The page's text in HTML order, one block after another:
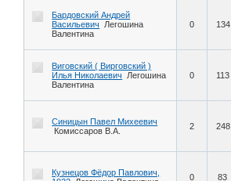
Бардовский Андрей
Васильевич
Легошина
Валентина
0 134
Виговский ( Вирговский )
Илья Николаевич
Легошина
Валентина
0 113
Синицын Павел Михеевич
Комиссаров В.А.
2 248
Кузнецов Фёдор Павлович,
0 83